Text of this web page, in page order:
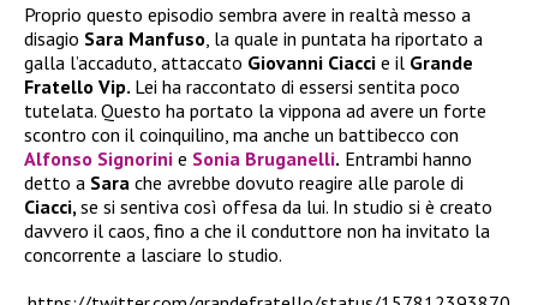
Proprio questo episodio sembra avere in realtà messo a
disagio Sara Manfuso , la quale in puntata ha riportato a
galla l’accaduto, attaccato Giovanni Ciacci e il Grande
Fratello Vip. Lei ha raccontato di essersi sentita poco
tutelata. Questo ha portato la vippona ad avere un forte
scontro con il coinquilino, ma anche un battibecco con
Alfonso Signorini e Sonia Bruganelli. Entrambi hanno
detto a Sara che avrebbe dovuto reagire alle parole di
Ciacci, se si sentiva così offesa da lui. In studio si è creato
davvero il caos, fino a che il conduttore non ha invitato la
concorrente a lasciare lo studio.